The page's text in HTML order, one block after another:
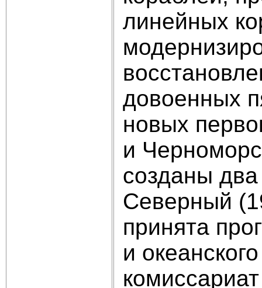
линейных
довоенных
новых
и
созданы
Северный
принята
и